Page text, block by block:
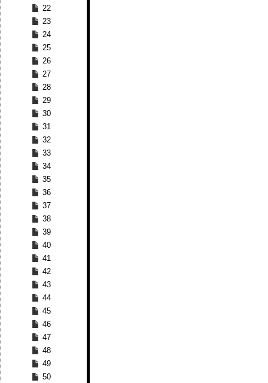
22
23
24
25
26
27
28
29
30
31
32
33
34
35
36
37
38
39
40
41
42
43
44
45
46
47
48
49
50